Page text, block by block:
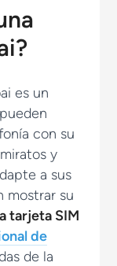
es un
con su
y
a sus
mostrar su
tarjeta SIM
de
de la